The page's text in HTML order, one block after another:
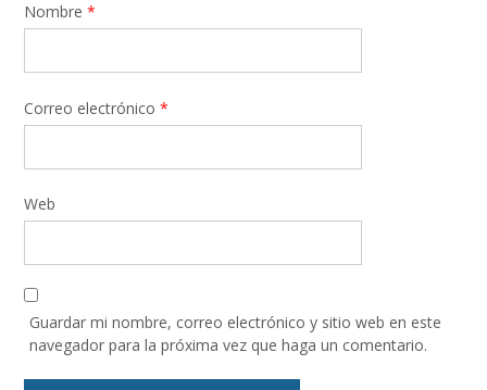
Nombre *
Correo electrónico *
Web
Guardar mi nombre, correo electrónico y sitio web en este
navegador para la próxima vez que haga un comentario.